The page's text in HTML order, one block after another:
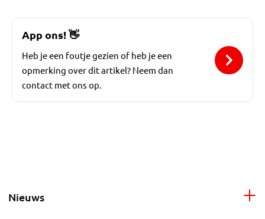
App ons!👋
Heb je een foutje gezien of heb je een
opmerking over dit artikel? Neem dan
contact met ons op.
Nieuws